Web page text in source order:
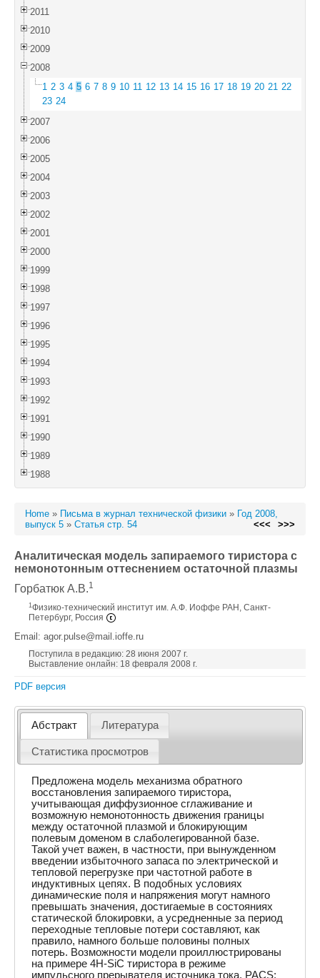
2011
2010
2009
2008
1 2 3 4 5 6 7 8 9 10 11 12 13 14 15 16 17 18 19 20 21 22
23 24
2007
2006
2005
2004
2003
2002
2001
2000
1999
1998
1997
1996
1995
1994
1993
1992
1991
1990
1989
1988
Home » Письма в журнал технической физики » Год 2008,
выпуск 5 » Статья стр. 54 <<< >>>
Аналитическая модель запираемого тиристора с
немонотонным оттеснением остаточной плазмы
Горбатюк А.В.1
1 Физико-технический институт им. А.Ф. Иоффе РАН, Санкт-
Петербург, Россия
Email: agor.pulse@mail.ioffe.ru
Поступила в редакцию: 28 июня 2007 г.
Выставление онлайн: 18 февраля 2008 г.
PDF версия
Абстракт Литература
Статистика просмотров
Предложена модель механизма обратного
восстановления запираемого тиристора,
учитывающая диффузионное сглаживание и
возможную немонотонность движения границы
между остаточной плазмой и блокирующим
полевым доменом в слаболегированной базе.
Такой учет важен, в частности, при вынужденном
введении избыточного запаса по электрической и
тепловой перегрузке при частотной работе в
индуктивных цепях. В подобных условиях
динамические поля и напряжения могут намного
превышать значения, достигаемые в состояниях
статической блокировки, а усредненные за период
переходные тепловые потери составляют, как
правило, намного больше половины полных
потерь. Возможности модели проиллюстрированы
на примере 4H-SiC тиристора в режиме
импульсного прерывателя источника тока. PACS: